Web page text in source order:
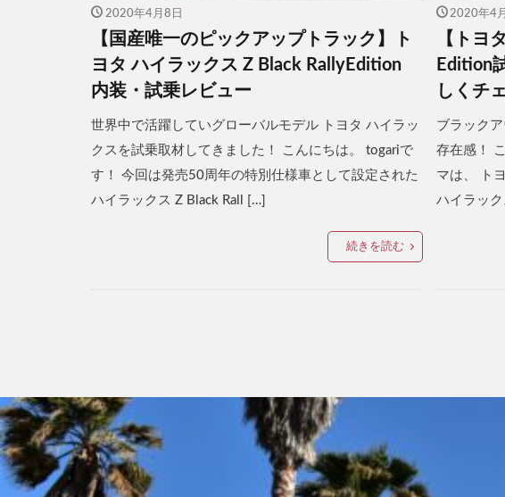
2020年4月8日
【国産唯一のピックアップトラック】ト
ヨタ ハイラックス Z Black RallyEdition
内装・試乗レビュー
世界中で活躍していグローバルモデル トヨタ ハイラッ
クスを試乗取材してきました！ こんにちは。 togariで
す！ 今回は発売50周年の特別仕様車として設定された
ハイラックス Z Black Rall […]
続きを読む
2020年4
【トヨ
Edition
しくチ
ブラック
存在感！
マは、 ト
ハイラッ